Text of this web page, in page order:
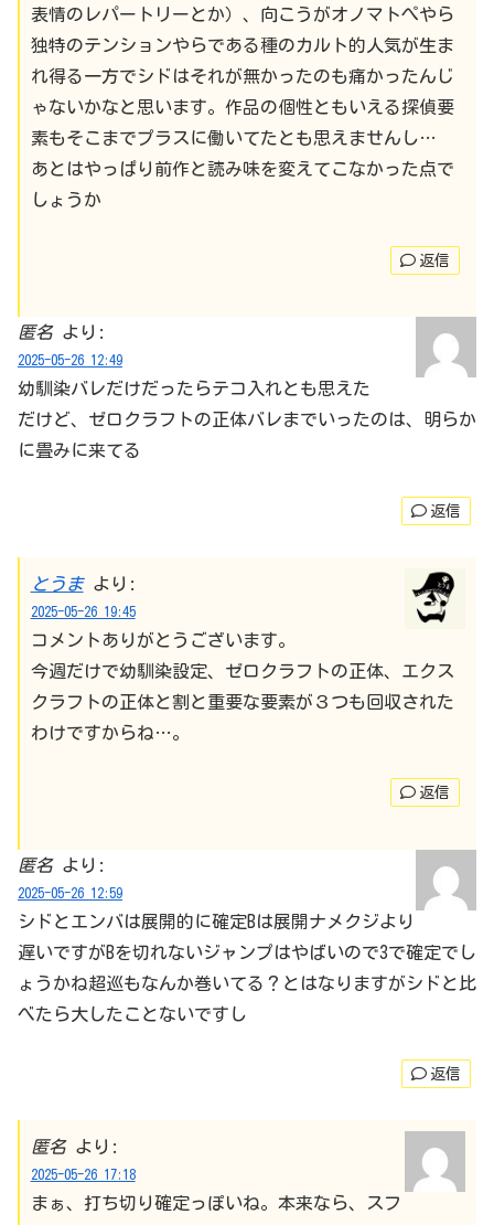
表情のレパートリーとか）、向こうがオノマトぺやら
独特のテンションやらである種のカルト的人気が生ま
れ得る一方でシドはそれが無かったのも痛かったんじ
ゃないかなと思います。作品の個性ともいえる探偵要
素もそこまでプラスに働いてたとも思えませんし…
あとはやっぱり前作と読み味を変えてこなかった点で
しょうか
返信
匿名 より:
2025-05-26 12:49
幼馴染バレだけだったらテコ入れとも思えた
だけど、ゼロクラフトの正体バレまでいったのは、明らか
に畳みに来てる
返信
とうま より:
2025-05-26 19:45
コメントありがとうございます。
今週だけで幼馴染設定、ゼロクラフトの正体、エクス
クラフトの正体と割と重要な要素が３つも回収された
わけですからね…。
返信
匿名 より:
2025-05-26 12:59
シドとエンバは展開的に確定Bは展開ナメクジより
遅いですがBを切れないジャンプはやばいので3で確定でし
ょうかね超巡もなんか巻いてる？とはなりますがシドと比
べたら大したことないですし
返信
匿名 より:
2025-05-26 17:18
まぁ、打ち切り確定っぽいね。本来なら、スフ